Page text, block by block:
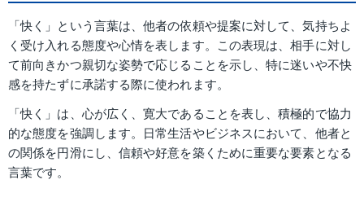
「快く」という言葉は、他者の依頼や提案に対して、気持ちよ
く受け入れる態度や心情を表します。この表現は、相手に対し
て前向きかつ親切な姿勢で応じることを示し、特に迷いや不快
感を持たずに承諾する際に使われます。
「快く」は、心が広く、寛大であることを表し、積極的で協力
的な態度を強調します。日常生活やビジネスにおいて、他者と
の関係を円滑にし、信頼や好意を築くために重要な要素となる
言葉です。